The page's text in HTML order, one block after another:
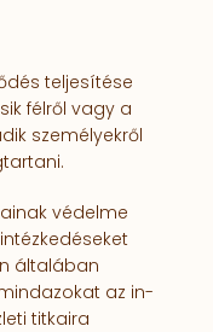
teljesítése
félről vagy a
személyekről
védelme
általában
az in­
titkaira